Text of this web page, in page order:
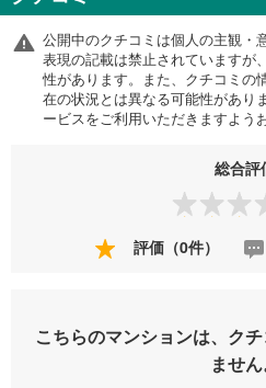
公開中のクチコミは個人の主観・
表現の記載は禁止されていますが
性があります。また、クチコミの
在の状況とは異なる可能性があり
ービスをご利用いただきますよう
総合評
評価（0件）
こちらのマンションは、ク
ません